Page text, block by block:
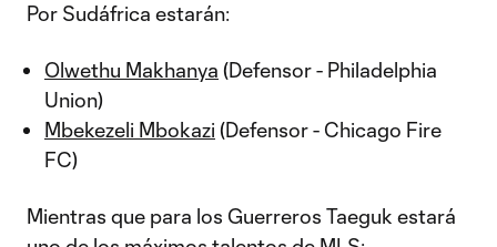
Por Sudáfrica estarán:
Olwethu Makhanya (Defensor - Philadelphia
Union)
Mbekezeli Mbokazi (Defensor - Chicago Fire
FC)
Mientras que para los Guerreros Taeguk estará